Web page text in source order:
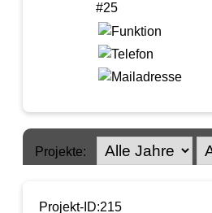
#25
Projekte:
Projekt-ID:215